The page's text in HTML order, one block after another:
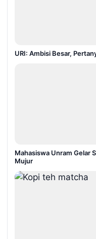
URI: Ambisi Besar,
Mahasiswa Unram Gelar
Mujur